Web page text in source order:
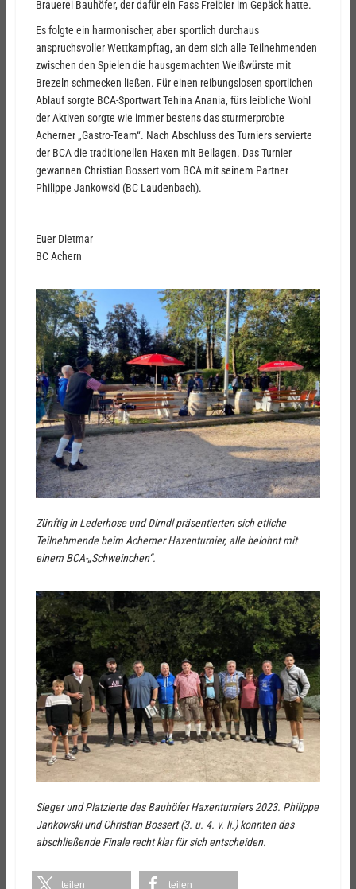
Brauerei Bauhöfer, der dafür ein Fass Freibier im Gepäck hatte.
Es folgte ein harmonischer, aber sportlich durchaus
anspruchsvoller Wettkampftag, an dem sich alle Teilnehmenden
zwischen den Spielen die hausgemachten Weißwürste mit
Brezeln schmecken ließen. Für einen reibungslosen sportlichen
Ablauf sorgte BCA-Sportwart Tehina Anania, fürs leibliche Wohl
der Aktiven sorgte wie immer bestens das sturmerprobte
Acherner „Gastro-Team“. Nach Abschluss des Turniers servierte
der BCA die traditionellen Haxen mit Beilagen. Das Turnier
gewannen Christian Bossert vom BCA mit seinem Partner
Philippe Jankowski (BC Laudenbach).
Euer Dietmar
BC Achern
Zünftig in Lederhose und Dirndl präsentierten sich etliche
Teilnehmende beim Acherner Haxenturnier, alle belohnt mit
einem BCA-„Schweinchen“.
Sieger und Platzierte des Bauhöfer Haxenturniers 2023. Philippe
Jankowski und Christian Bossert (3. u. 4. v. li.) konnten das
abschließende Finale recht klar für sich entscheiden.
teilen teilen